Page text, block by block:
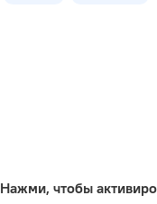
Нажми, чтобы